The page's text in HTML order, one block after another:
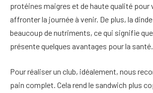
protéines maigres et de haute qualité pour
affronter la journée à venir. De plus, la
beaucoup de nutriments, ce qui signifie
présente quelques avantages pour la santé.
Pour réaliser un club, idéalement, nous
pain complet. Cela rend le sandwich plus